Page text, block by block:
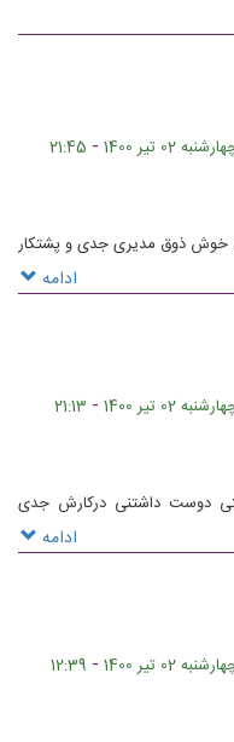
02 تیر 1400 -
21:45
خوش ذوق مدیری جدی و پشتکار
شده میهمانانی که در هتل ارگ
تحت سرپرستی ایشان
ادامه
02 تیر 1400 -
21:13
دوست داشتنی درکارش جدی
برای این مرد دوست داشتنی
ادامه
02 تیر 1400 -
12:39